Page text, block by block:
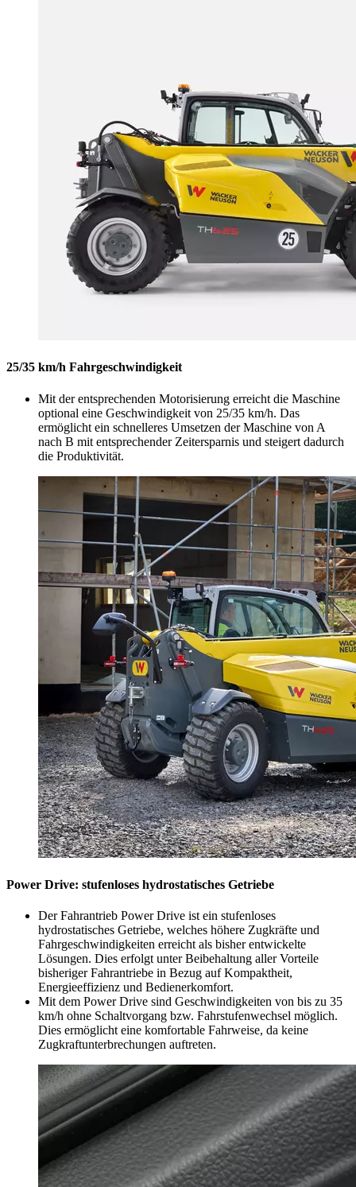
25/35 km/h Fahrgeschwindigkeit
Mit der entsprechenden Motorisierung erreicht die Maschine
optional eine Geschwindigkeit von 25/35 km/h. Das
ermöglicht ein schnelleres Umsetzen der Maschine von A
nach B mit entsprechender Zeitersparnis und steigert dadurch
die Produktivität.
Power Drive: stufenloses hydrostatisches Getriebe
Der Fahrantrieb Power Drive ist ein stufenloses
hydrostatisches Getriebe, welches höhere Zugkräfte und
Fahrgeschwindigkeiten erreicht als bisher entwickelte
Lösungen. Dies erfolgt unter Beibehaltung aller Vorteile
bisheriger Fahrantriebe in Bezug auf Kompaktheit,
Energieeffizienz und Bedienerkomfort.
Mit dem Power Drive sind Geschwindigkeiten von bis zu 35
km/h ohne Schaltvorgang bzw. Fahrstufenwechsel möglich.
Dies ermöglicht eine komfortable Fahrweise, da keine
Zugkraftunterbrechungen auftreten.